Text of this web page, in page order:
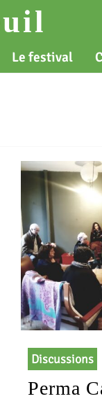
Le festival
Discussions
Perma